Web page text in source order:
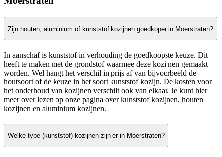
Zijn houten, aluminium of kunststof kozijnen goedkoper in Moerstraten?
In aanschaf is kunststof in verhouding de goedkoopste keuze. Dit
heeft te maken met de grondstof waarmee deze kozijnen gemaakt
worden. Wel hangt het verschil in prijs af van bijvoorbeeld de
houtsoort of de keuze in het soort kunststof kozijn. De kosten voor
het onderhoud van kozijnen verschilt ook van elkaar. Je kunt hier
meer over lezen op onze pagina over kunststof kozijnen, houten
kozijnen en aluminium kozijnen.
Welke type (kunststof) kozijnen zijn er in Moerstraten?